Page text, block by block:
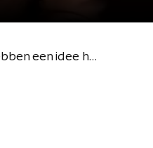
Alles wordt duurder door de hoge inflatie. ChristenUnie Kamerlid Pieter Grinwis en zijn SP collega Bart van Kent hebben een idee hoe dát opgelost kan worden.